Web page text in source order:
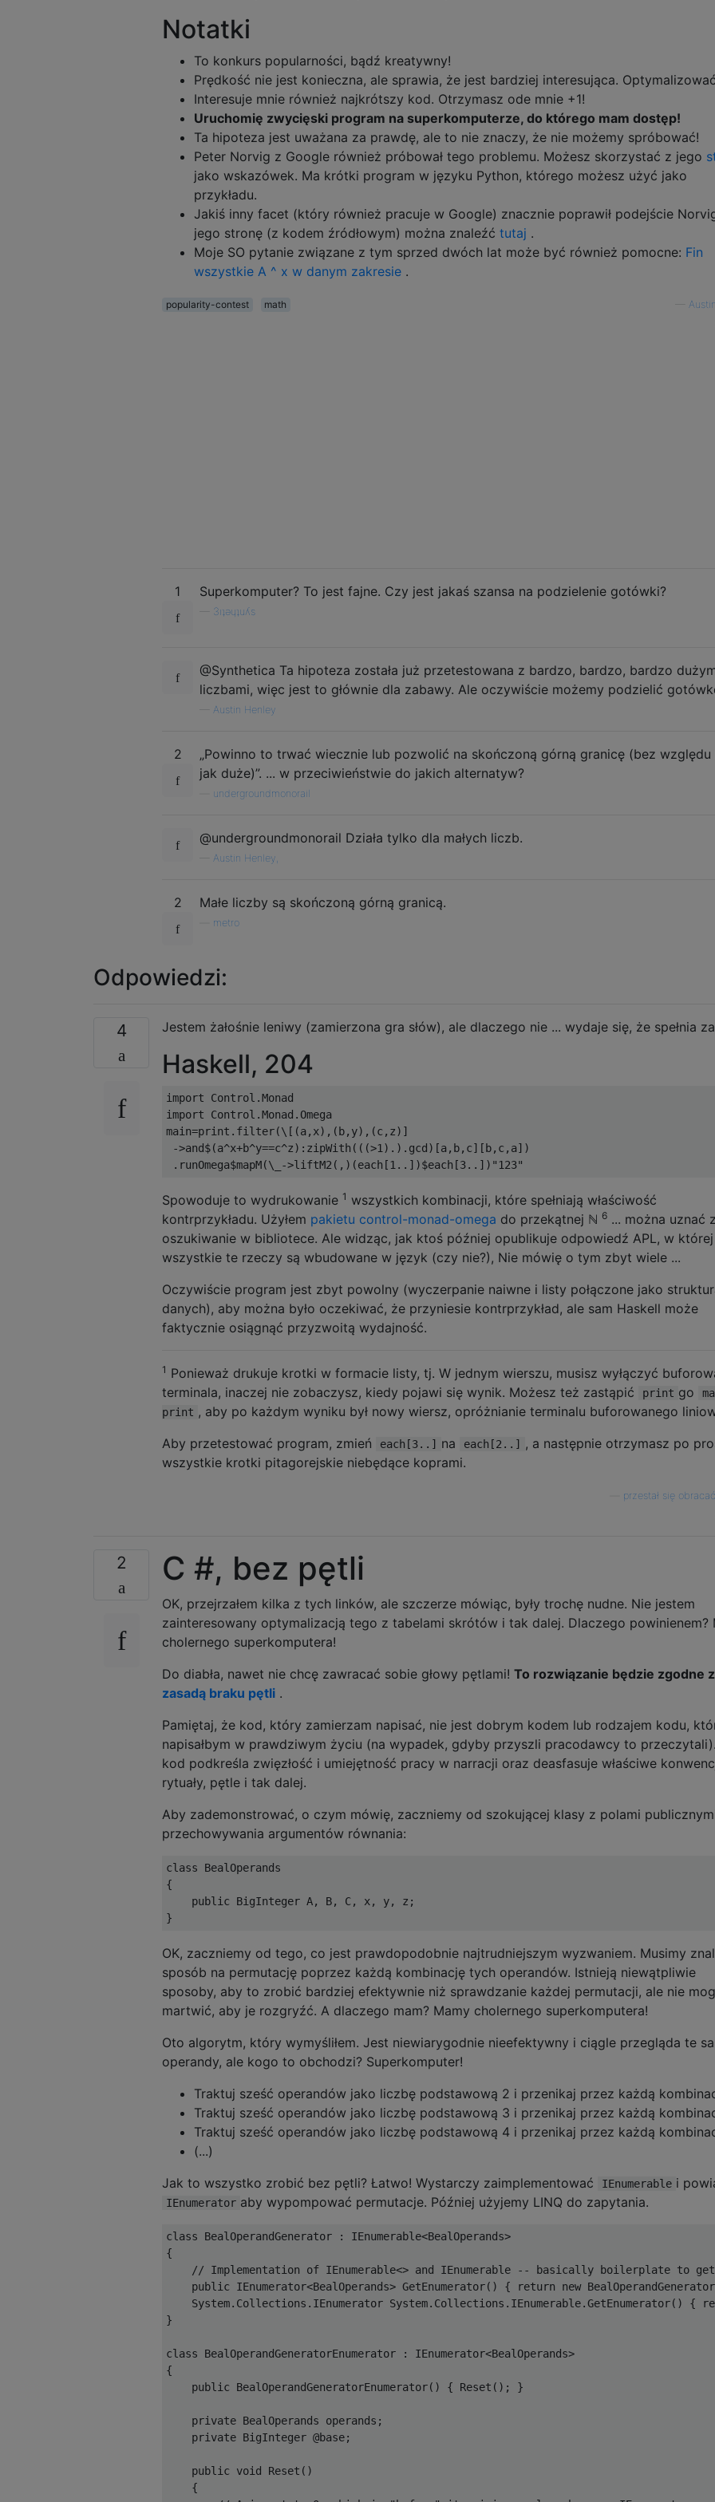
Notatki
To konkurs popularności, bądź kreatywny!
Prędkość nie jest konieczna, ale sprawia, że ​​jest bardziej interesująca.
Interesuje mnie również najkrótszy kod. Otrzymasz ode mnie +1!
Uruchomię zwycięski program na superkomputerze, do którego mam dostęp!
Ta hipoteza jest uważana za prawdę, ale to nie znaczy, że nie możemy spróbować!
Peter Norvig z Google również próbował tego problemu. Możesz skorzystać z jego
jako wskazówek. Ma krótki program w języku Python, którego możesz użyć jako
przykładu.
Jakiś inny facet (który również pracuje w Google) znacznie poprawił podejście
jego stronę (z kodem źródłowym) można znaleźć tutaj .
Moje SO pytanie związane z tym sprzed dwóch lat może być również pomocne: Fin
wszystkie A ^ x w danym zakresie .
popularity-contest math
1 Superkomputer? To jest fajne. Czy jest jakaś szansa na podzielenie gotówki?
3ıʇǝɥʇuʎs
@Synthetica Ta hipoteza została już przetestowana z bardzo, bardzo, bardzo
liczbami, więc jest to głównie dla zabawy. Ale oczywiście możemy podzielić
Austin Henley
2
„Powinno to trwać wiecznie lub pozwolić na skończoną górną granicę (bez względu
jak duże)”. ... w przeciwieństwie do jakich alternatyw?
undergroundmonorail
@undergroundmonorail Działa tylko dla małych liczb.
Austin Henley,
2 Małe liczby są skończoną górną granicą.
metro
Odpowiedzi:
4 Jestem żałośnie leniwy (zamierzona gra słów), ale dlaczego nie ... wydaje się, że spełnia
Haskell, 204
import Control.Monad
import Control.Monad.Omega
main=print.filter(\[(a,x),(b,y),(c,z)]
->and$(a^x+b^y==c^z):zipWith(((>1).).gcd)[a,b,c][b,c,a])
Spowoduje to wydrukowanie 1 wszystkich kombinacji, które spełniają właściwość
kontrprzykładu. Użyłem pakietu control-monad-omega do przekątnej ℕ 6 ... można uznać
oszukiwanie w bibliotece. Ale widząc, jak ktoś później opublikuje odpowiedź APL, w której
wszystkie te rzeczy są wbudowane w język (czy nie?), Nie mówię o tym zbyt wiele ...
Oczywiście program jest zbyt powolny (wyczerpanie naiwne i listy połączone jako
danych), aby można było oczekiwać, że przyniesie kontrprzykład, ale sam Haskell może
faktycznie osiągnąć przyzwoitą wydajność.
1 Ponieważ drukuje krotki w formacie listy, tj. W jednym wierszu, musisz wyłączyć
terminala, inaczej nie zobaczysz, kiedy pojawi się wynik. Możesz też zastąpić
print go
print , aby po każdym wyniku był nowy wiersz, opróżnianie terminalu buforowanego
Aby przetestować program, zmień
each[3..] na each[2..]
, a następnie otrzymasz po
wszystkie krotki pitagorejskie niebędące koprami.
przestał się
2 C #, bez pętli
OK, przejrzałem kilka z tych linków, ale szczerze mówiąc, były trochę nudne. Nie jestem
zainteresowany optymalizacją tego z tabelami skrótów i tak dalej. Dlaczego powinienem?
cholernego superkomputera!
Do diabła, nawet nie chcę zawracać sobie głowy pętlami! To rozwiązanie będzie zgodne z
zasadą braku pętli .
Pamiętaj, że kod, który zamierzam napisać, nie jest dobrym kodem lub rodzajem kodu,
napisałbym w prawdziwym życiu (na wypadek, gdyby przyszli pracodawcy to
kod podkreśla zwięzłość i umiejętność pracy w narracji oraz deasfasuje właściwe
rytuały, pętle i tak dalej.
Aby zademonstrować, o czym mówię, zaczniemy od szokującej klasy z polami
przechowywania argumentów równania:
class
BealOperands
{
public
BigInteger A, B, C, x, y, z ;
}
OK, zaczniemy od tego, co jest prawdopodobnie najtrudniejszym wyzwaniem. Musimy
sposób na permutację poprzez każdą kombinację tych operandów. Istnieją niewątpliwie
sposoby, aby to zrobić bardziej efektywnie niż sprawdzanie każdej permutacji, ale nie
martwić, aby je rozgryźć. A dlaczego mam? Mamy cholernego superkomputera!
Oto algorytm, który wymyśliłem. Jest niewiarygodnie nieefektywny i ciągle przegląda te
operandy, ale kogo to obchodzi? Superkomputer!
Traktuj sześć operandów jako liczbę podstawową 2 i przenikaj przez każdą
Traktuj sześć operandów jako liczbę podstawową 3 i przenikaj przez każdą
Traktuj sześć operandów jako liczbę podstawową 4 i przenikaj przez każdą
(...)
Jak to wszystko zrobić bez pętli? Łatwo! Wystarczy zaimplementować
IEnumerable i
IEnumerator aby wypompować permutacje. Później użyjemy LINQ do zapytania.
class BealOperandGenerator : IEnumerable<BealOperands>
{
// Implementation of IEnumerable<> and IEnumerable -- basically boilerplate to get
public
IEnumerator<BealOperands> GetEnumerator() { return new
System. Collections . IEnumerator System. Collections . IEnumerable.GetEnumerator() {
}
class BealOperandGeneratorEnumerator : IEnumerator<BealOperands>
{
public
BealOperandGeneratorEnumerator() { Reset (); }
private BealOperands operands ;
private BigInteger @base;
public void Reset ()
{